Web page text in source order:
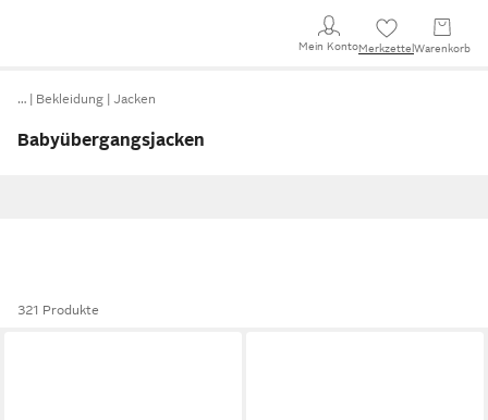
Mein KontoMerkzettel Warenkorb
… Bekleidung Jacken
Babyübergangsjacken
321 Produkte